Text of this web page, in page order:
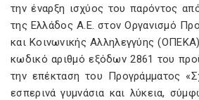
την έναρξη ισχύος του παρόντος
της Ελλάδος Α.Ε. στον Οργανισμό
και Κοινωνικής Αλληλεγγύης
κωδικό αριθμό εξόδων 2861 του
την επέκταση του Προγράμματος
εσπερινά γυμνάσια και λύκεια,